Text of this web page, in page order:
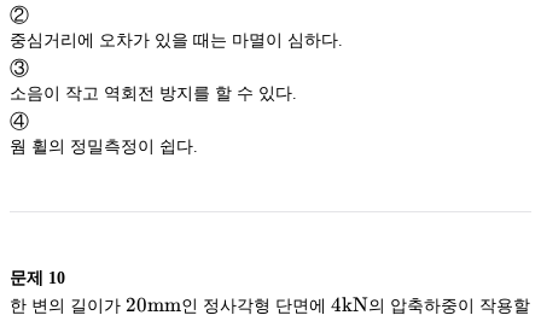
②
중심거리에 오차가 있을 때는 마멸이 심하다.
③
소음이 작고 역회전 방지를 할 수 있다.
④
웜 휠의 정밀측정이 쉽다.
문제 10
한 변의 길이가 20
20mm인 정사각형 단면에 4
4kN의 압축하중이 작용할